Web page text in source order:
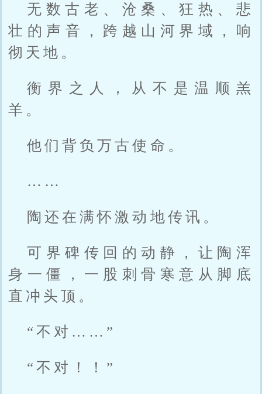
无数古老、沧桑、狂热、悲
壮的声音，跨越山河界域，响
彻天地。
衡界之人，从不是温顺羔
羊。
他们背负万古使命。
……
陶还在满怀激动地传讯。
可界碑传回的动静，让陶浑
身一僵，一股刺骨寒意从脚底
直冲头顶。
“不对……”
“不对！！”